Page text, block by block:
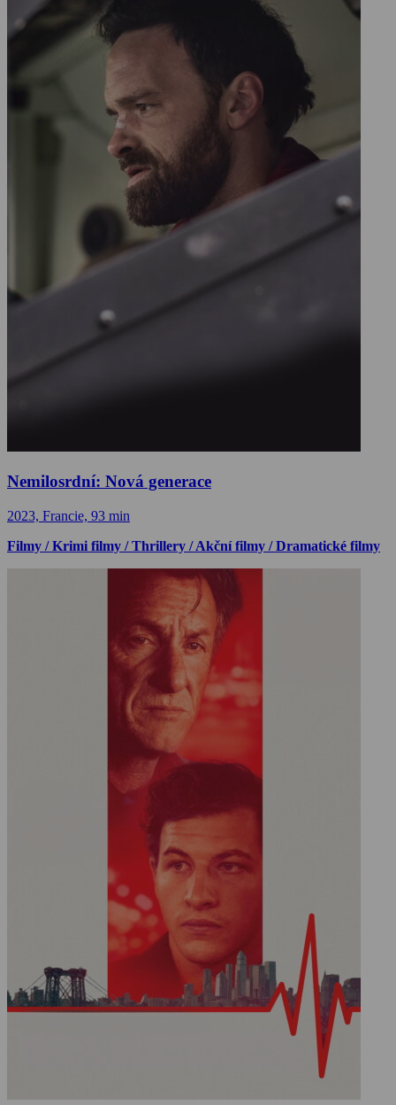
Nemilosrdní: Nová generace
2023, Francie, 93 min
Filmy / Krimi filmy / Thrillery / Akční filmy / Dramatické filmy